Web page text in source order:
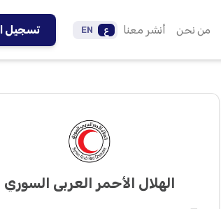
من نحن أنشر معنا ع EN تسجيل
الهلال الأحمر العربي السوري